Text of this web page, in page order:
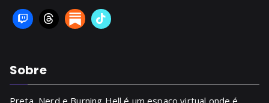
Sobre
Preta, Nerd e Burning Hell é um espaço virtual onde é